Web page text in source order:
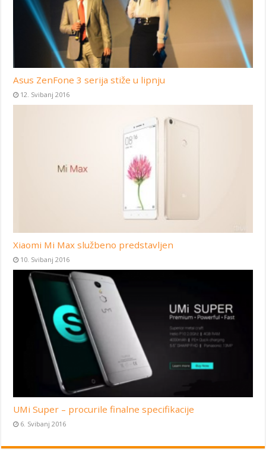
Asus ZenFone 3 serija stiže u lipnju
12. Svibanj 2016
Xiaomi Mi Max službeno predstavljen
10. Svibanj 2016
UMi Super – procurile finalne specifikacije
6. Svibanj 2016